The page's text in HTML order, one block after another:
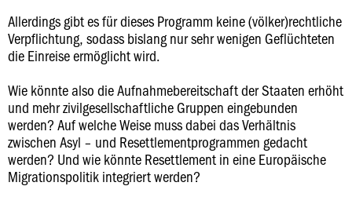
Allerdings gibt es für dieses Programm keine (völker)rechtliche
Verpflichtung, sodass bislang nur sehr wenigen Geflüchteten
die Einreise ermöglicht wird.
Wie könnte also die Aufnahmebereitschaft der Staaten erhöht
und mehr zivilgesellschaftliche Gruppen eingebunden
werden? Auf welche Weise muss dabei das Verhältnis
zwischen Asyl – und Resettlementprogrammen gedacht
werden? Und wie könnte Resettlement in eine Europäische
Migrationspolitik integriert werden?